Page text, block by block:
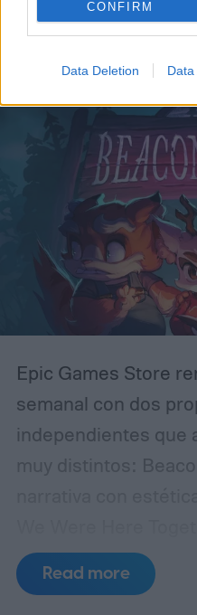
CONFIRM
Data Deletion Data
en la Epic
hasta el 13
Epic Games Store
semanal con dos
independientes que
muy distintos:
cooperativo de
disfrutarse en
Read more